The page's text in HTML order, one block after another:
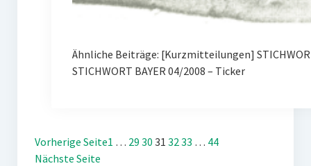
Ähnliche Beiträge: [Kurzmitteilungen]
STICHWORT BAYER 04/2008 – Ticker
Vorherige Seite1 … 29 30 31 3233 … 44
Nächste Seite